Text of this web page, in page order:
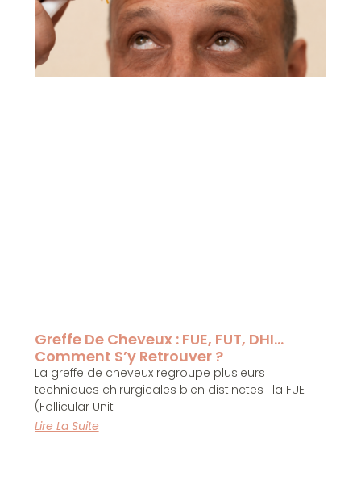
Greffe De Cheveux : FUE, FUT, DHI…
Comment S’y Retrouver ?
La greffe de cheveux regroupe plusieurs
techniques chirurgicales bien distinctes : la FUE
(Follicular Unit
Lire La Suite